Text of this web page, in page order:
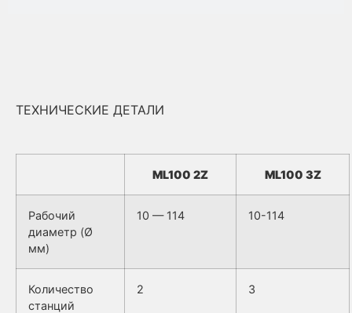
ТЕХНИЧЕСКИЕ ДЕТАЛИ
ML100 2Z ML100 3Z
Рабочий
диаметр (Ø
мм)
10 — 114 10-114
Количество
станций
2 3